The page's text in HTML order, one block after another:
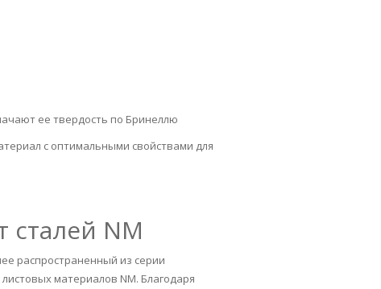
ее твердость по Бринеллю
с оптимальными свойствами для
сталей NM
распространенный из серии
материалов NM. Благодаря